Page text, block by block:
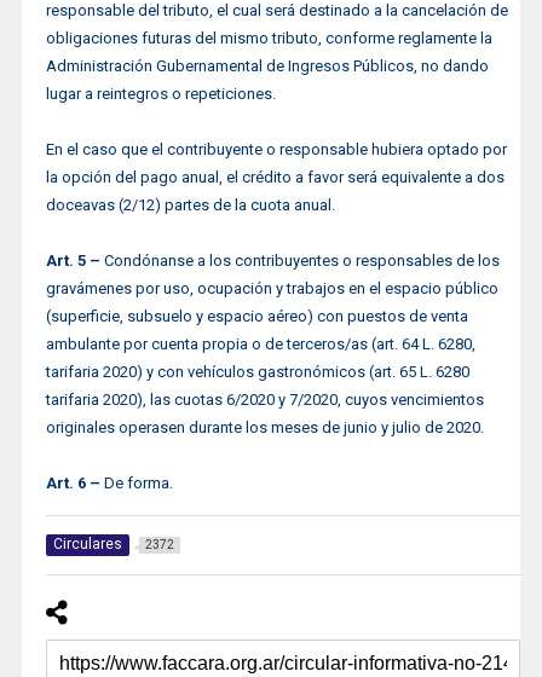
responsable del tributo, el cual será destinado a la cancelación de
obligaciones futuras del mismo tributo, conforme reglamente la
Administración Gubernamental de Ingresos Públicos, no dando
lugar a reintegros o repeticiones.
En el caso que el contribuyente o responsable hubiera optado por
la opción del pago anual, el crédito a favor será equivalente a dos
doceavas (2/12) partes de la cuota anual.
Art. 5 – Condónanse a los contribuyentes o responsables de los
gravámenes por uso, ocupación y trabajos en el espacio público
(superficie, subsuelo y espacio aéreo) con puestos de venta
ambulante por cuenta propia o de terceros/as (art. 64 L. 6280,
tarifaria 2020) y con vehículos gastronómicos (art. 65 L. 6280
tarifaria 2020), las cuotas 6/2020 y 7/2020, cuyos vencimientos
originales operasen durante los meses de junio y julio de 2020.
Art. 6 – De forma.
Circulares 2372